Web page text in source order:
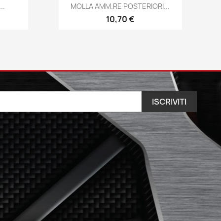
Anteprima
MOLLA AMM.RE POSTERIORI...
10,70 €